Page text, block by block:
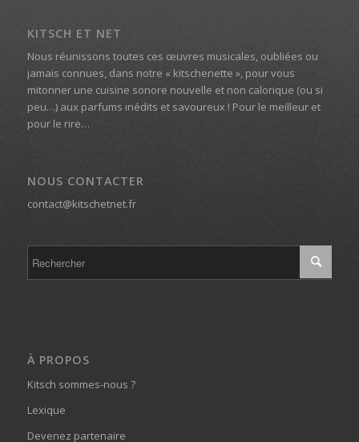
KITSCH ET NET
Nous réunissons toutes ces œuvres musicales, oubliées ou
jamais connues, dans notre « kitschenette », pour vous
mitonner une cuisine sonore nouvelle et non calorique (ou si
peu…) aux parfums inédits et savoureux ! Pour le meilleur et
pour le rire…
NOUS CONTACTER
contact@kitschetnet.fr
À PROPOS
Kitsch sommes-nous ?
Lexique
Devenez partenaire